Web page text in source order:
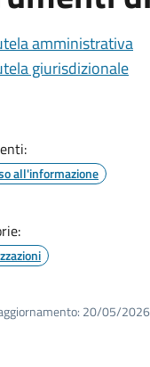
amministrativa
giurisdizionale
all'informazione
20/05/